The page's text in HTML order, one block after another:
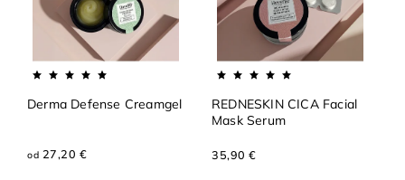
Derma Defense Creamgel
od 27,20 €
REDNESKIN CICA Facial
Mask Serum
35,90 €